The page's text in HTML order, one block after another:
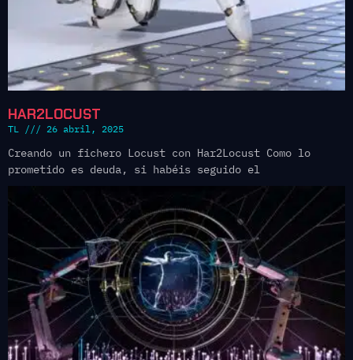
HAR2LOCUST
TL 26 abril, 2025
Creando un fichero Locust con Har2Locust Como lo
prometido es deuda, si habéis seguido el